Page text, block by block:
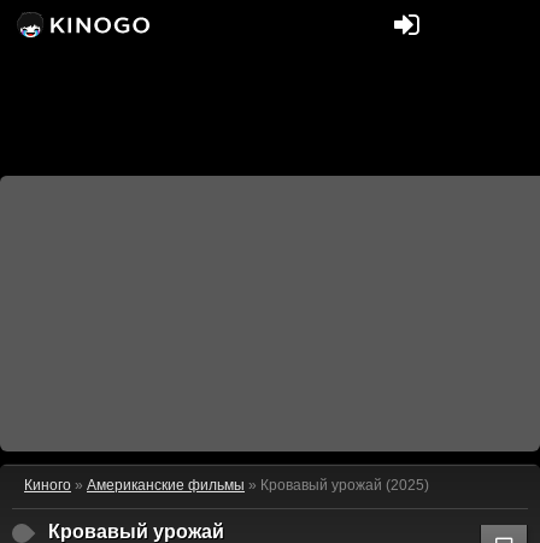
Киного » Американские фильмы » Кровавый урожай (2025)
Кровавый урожай